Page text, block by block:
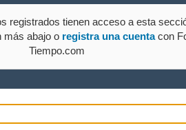
registrados tienen acceso a esta
más abajo o registra una cuentacon
Tiempo.com